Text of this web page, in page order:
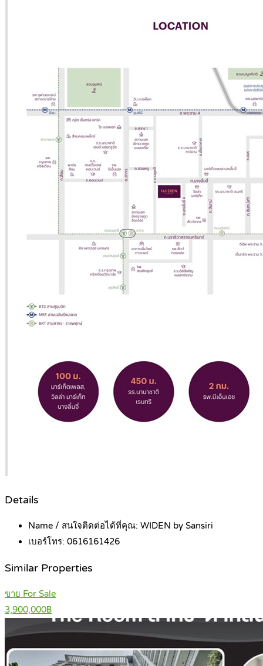
Details
Name / สนใจติดต่อได้ที่คุณ: WIDEN by Sansiri
เบอร์โทร: 0616161426
Similar Properties
ขาย For Sale
3,900,000฿